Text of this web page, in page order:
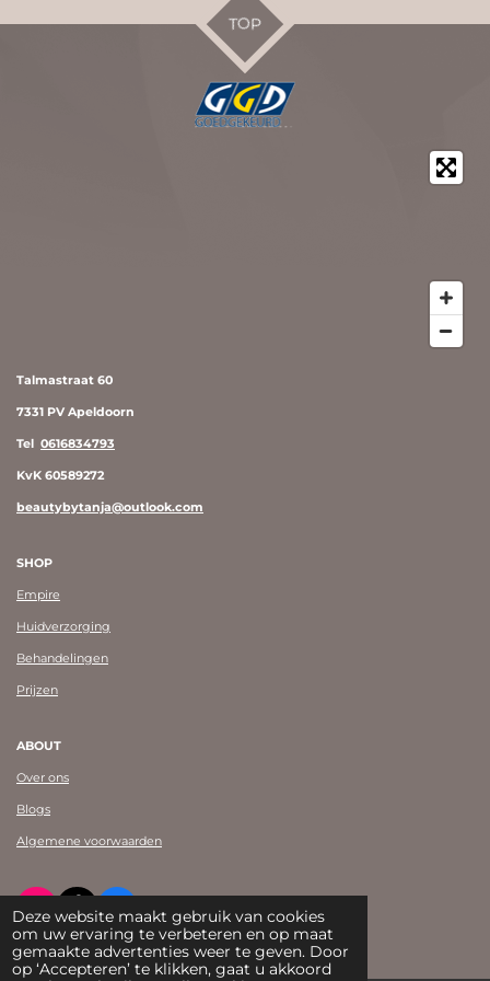
Deze website maakt gebruik van cookies
om uw ervaring te verbeteren en op maat
gemaakte advertenties weer te geven. Door
op ‘Accepteren’ te klikken, gaat u akkoord
TOP
Talmastraat 60
7331 PV Apeldoorn
Tel 0616834793
KvK 60589272
beautybytanja@outlook.com
SHOP
Empire
Huidverzorging
Behandelingen
Prijzen
ABOUT
Over ons
Blogs
Algemene voorwaarden
I
n
s
t
T
i
k
T
F
a
c
e
© Beauty by Tanja Shearman 2023